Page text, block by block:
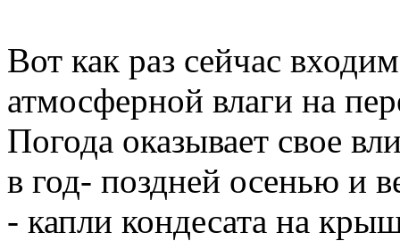
Вот как раз сейчас
атмосферной влаги на
Погода оказывает свое
в год- поздней осенью и
- капли кондесата на